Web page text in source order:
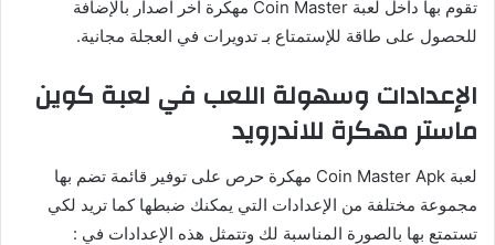
تقوم بها داخل لعبة Coin Master مهكرة اخر اصدار بالإضافة
للحصول على طاقة للإستمتاع بـ تدويرات في العجلة مجانية.
الإعدادات وسهولة اللعب في لعبة كوين
ماستر مهكرة للاندرويد
لعبة Coin Master Apk مهكرة حرص على توفير قائمة تضم بها
مجموعة مختلفة من الإعدادات التي يمكنك ضبطها كما تريد لكي
تستمتع بها بالصورة المناسبة لك وتتمثل هذه الإعدادات في :